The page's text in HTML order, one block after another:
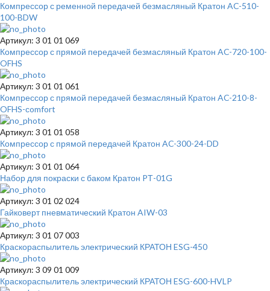
Компрессор с ременной передачей безмасляный Кратон AC-510-
100-BDW
Артикул: 3 01 01 069
Компрессор с прямой передачей безмасляный Кратон AC-720-100-
OFHS
Артикул: 3 01 01 061
Компрессор с прямой передачей безмасляный Кратон AC-210-8-
OFHS-сomfort
Артикул: 3 01 01 058
Компрессор с прямой передачей Кратон AC-300-24-DD
Артикул: 3 01 01 064
Набор для покраски с баком Кратон PТ-01G
Артикул: 3 01 02 024
Гайковерт пневматический Кратон AIW-03
Артикул: 3 01 07 003
Краскораспылитель электрический КРАТОН ESG-450
Артикул: 3 09 01 009
Краскораспылитель электрический КРАТОН ESG-600-HVLP